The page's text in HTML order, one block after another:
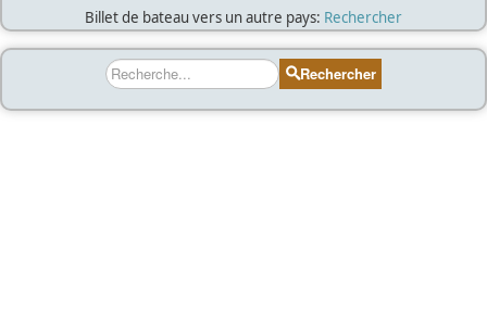
Billet de bateau vers un autre pays: Rechercher
Rechercher Rechercher